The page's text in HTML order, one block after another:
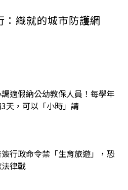
：織就的城市防護網
適假納公幼教保人員！每學年
天，可以「小時」請
行政命令禁「生育旅遊」，恐
律戰